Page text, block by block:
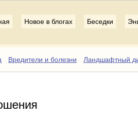
Новое в блогах Беседки
Вредители и болезни Ландшафтный